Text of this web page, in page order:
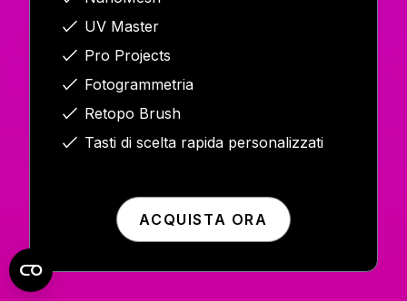
UV Master
Pro Projects
Fotogrammetria
Retopo Brush
Tasti di scelta rapida personalizzati
ACQUISTA ORA